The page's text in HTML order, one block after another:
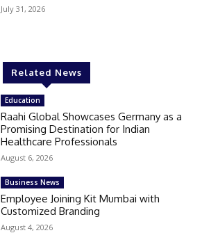
July 31, 2026
Related News
Education
Raahi Global Showcases Germany as a
Promising Destination for Indian
Healthcare Professionals
August 6, 2026
Business News
Employee Joining Kit Mumbai with
Customized Branding
August 4, 2026